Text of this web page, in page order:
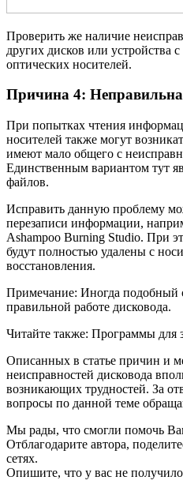
Проверить же наличие
других дисков или устройства
оптических носителей.
Причина 4:
При попытках чтения
носителей также могут
имеют мало общего с
Единственным вариантом тут
файлов.
Исправить данную проблему
перезаписи информации,
Ashampoo Burning Studio. При
будут полностью удалены с
восстановления.
Примечание: Иногда подобный
правильной работе дисковода.
Читайте также: Программы для
Описанных в статье причин и
неисправностей дисковода
возникающих трудностей. За
вопросы по данной теме
Мы рады, что смогли помочь
Отблагодарите автора,
сетях.
Опишите, что у вас не